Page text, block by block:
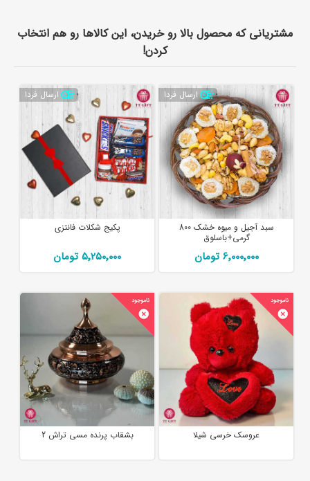
مشتریانی که محصول بالا رو خریدن، این کالاها رو هم انتخاب
کردن!
ارسال فردا
سبد آجیل و میوه خشک 800
گرمی+باسلوق
6٬000٬000 تومان
ارسال فردا
پکیج شکلات فانتزی
5٬250٬000 تومان
عروسک خرسی شیلا بشقاب پرنده مسی تراش 2